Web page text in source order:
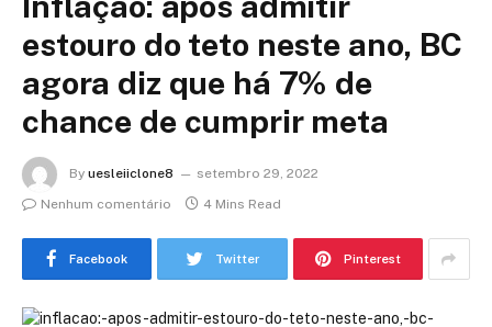
estouro do teto neste ano, BC
agora diz que há 7% de
chance de cumprir meta
By uesleiiclone8
setembro 29, 2022
Nenhum comentário
4 Mins Read
Facebook Twitter Pinterest